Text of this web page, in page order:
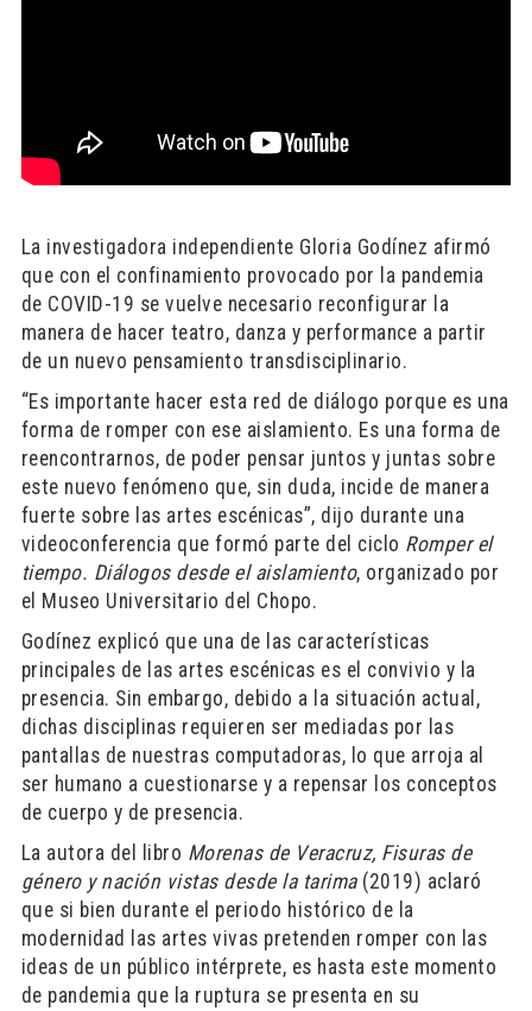
La investigadora independiente Gloria Godínez afirmó
que con el confinamiento provocado por la pandemia
de COVID-19 se vuelve necesario reconfigurar la
manera de hacer teatro, danza y performance a partir
de un nuevo pensamiento transdisciplinario.
“Es importante hacer esta red de diálogo porque es una
forma de romper con ese aislamiento. Es una forma de
reencontrarnos, de poder pensar juntos y juntas sobre
este nuevo fenómeno que, sin duda, incide de manera
fuerte sobre las artes escénicas”, dijo durante una
videoconferencia que formó parte del ciclo Romper el
tiempo. Diálogos desde el aislamiento, organizado por
el Museo Universitario del Chopo.
Godínez explicó que una de las características
principales de las artes escénicas es el convivio y la
presencia. Sin embargo, debido a la situación actual,
dichas disciplinas requieren ser mediadas por las
pantallas de nuestras computadoras, lo que arroja al
ser humano a cuestionarse y a repensar los conceptos
de cuerpo y de presencia.
La autora del libro Morenas de Veracruz, Fisuras de
género y nación vistas desde la tarima(2019) aclaró
que si bien durante el periodo histórico de la
modernidad las artes vivas pretenden romper con las
ideas de un público intérprete, es hasta este momento
de pandemia que la ruptura se presenta en su